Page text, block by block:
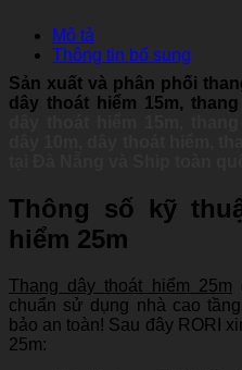
Mô tả
Thông tin bổ sung
Sản xuất và phân phối
dây thoát hiểm 15m,
Thông số kỹ
hiểm 25m
Thang dây thoát hiểm 25m
chuẩn sử dụng nhà cao
bảo an toàn! Sau đây RORI
25m: